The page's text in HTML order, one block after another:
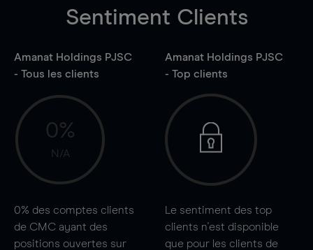
Sentiment Clients
Amanat Holdings PJSC
- Tous les clients
0%
N/A
0% des comptes clients
de CMC ayant des
positions ouvertes sur
Amanat Holdings PJSC
- Top clients
Le sentiment des top
clients n'est disponible
que pour les clients de